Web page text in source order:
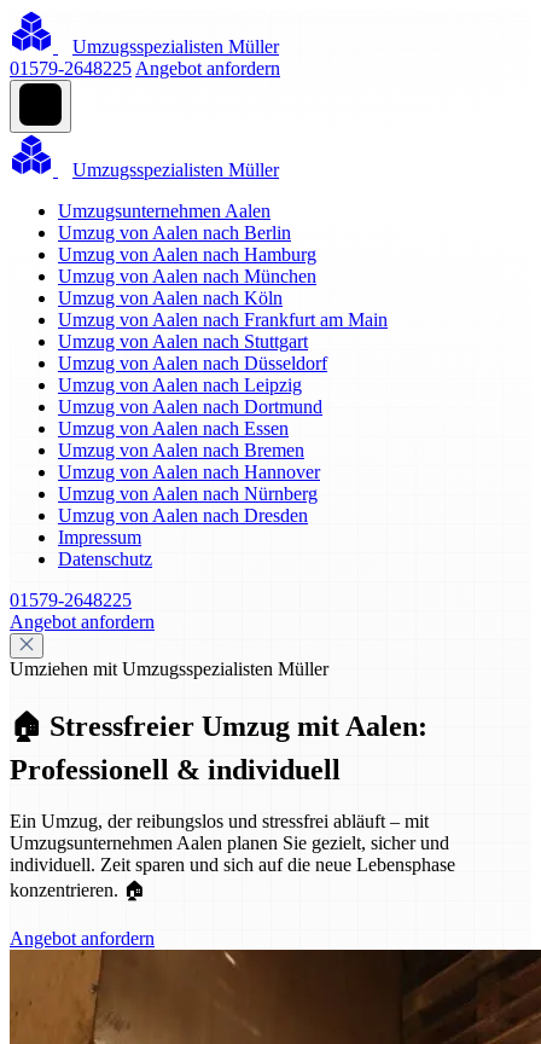
Umzugsspezialisten Müller
01579-2648225 Angebot anfordern
Umzugsspezialisten Müller
Umzugsunternehmen Aalen
Umzug von Aalen nach Berlin
Umzug von Aalen nach Hamburg
Umzug von Aalen nach München
Umzug von Aalen nach Köln
Umzug von Aalen nach Frankfurt am Main
Umzug von Aalen nach Stuttgart
Umzug von Aalen nach Düsseldorf
Umzug von Aalen nach Leipzig
Umzug von Aalen nach Dortmund
Umzug von Aalen nach Essen
Umzug von Aalen nach Bremen
Umzug von Aalen nach Hannover
Umzug von Aalen nach Nürnberg
Umzug von Aalen nach Dresden
Impressum
Datenschutz
01579-2648225
Angebot anfordern
Umziehen mit Umzugsspezialisten Müller
🏠 Stressfreier Umzug mit Aalen:
Professionell & individuell
Ein Umzug, der reibungslos und stressfrei abläuft – mit
Umzugsunternehmen Aalen planen Sie gezielt, sicher und
individuell. Zeit sparen und sich auf die neue Lebensphase
konzentrieren. 🏠
Angebot anfordern